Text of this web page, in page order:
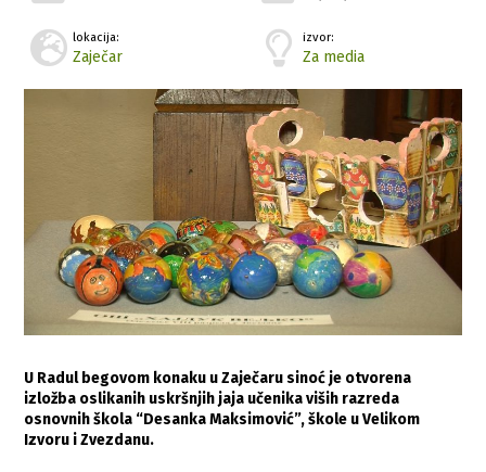
lokacija:
Zaječar
izvor:
Za media
U Radul begovom konaku u Zaječaru sinoć je otvorena
izložba oslikanih uskršnjih jaja učenika viših razreda
osnovnih škola “Desanka Maksimović”, škole u Velikom
Izvoru i Zvezdanu.